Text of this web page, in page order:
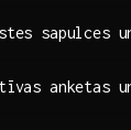
sapulces
anketas